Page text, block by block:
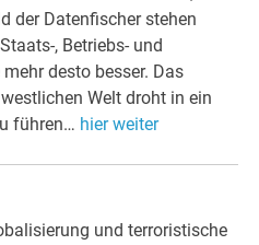
der Datenfischer stehen
, Betriebs- und
desto besser. Das
Welt droht in ein
führen… hier weiter
und terroristische